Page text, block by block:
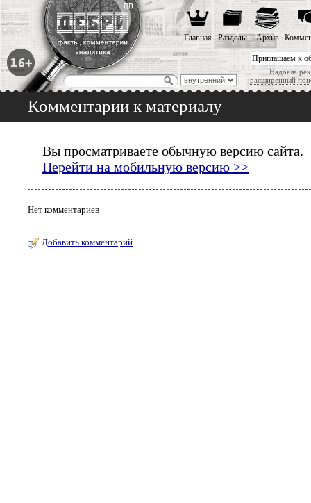
Приглашаем к
Надоела
расширенный
Главная Разделы Архив
Комментарии к материалу
Вы просматриваете обычную версию сайта.
Перейти на мобильную версию >>
Нет комментариев
Добавить комментарий